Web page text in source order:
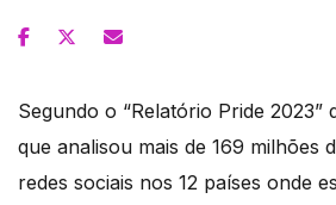
Segundo o “Relatório Pride 2023”
que analisou mais de 169 milhões
redes sociais nos 12 países onde